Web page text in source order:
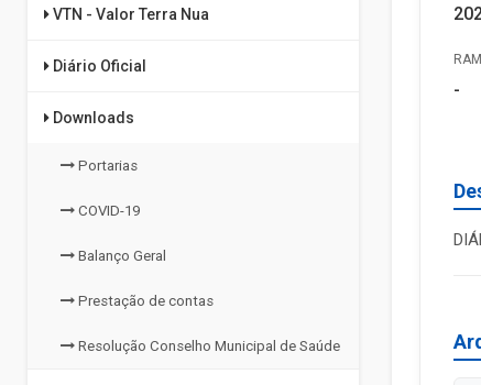
VTN - Valor Terra Nua
Diário Oficial
Downloads
Portarias
COVID-19
Balanço Geral
Prestação de contas
Resolução Conselho Municipal de Saúde
-